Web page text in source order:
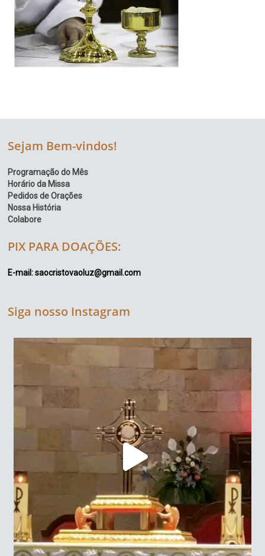
Sejam Bem-vindos!
Programação do Mês
Horário da Missa
Pedidos de Orações
Nossa História
Colabore
PIX PARA DOAÇÕES:
E-mail: saocristovaoluz@gmail.com
Siga nosso Instagram